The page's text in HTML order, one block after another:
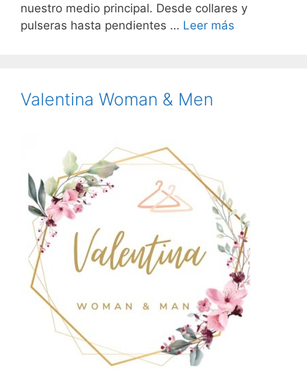
nuestro medio principal. Desde collares y
pulseras hasta pendientes … Leer más
Valentina Woman & Men